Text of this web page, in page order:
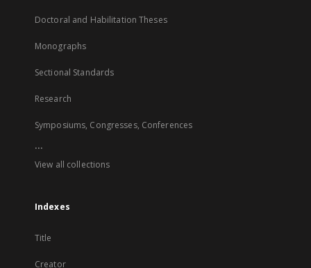
Doctoral and Habilitation Theses
Monographs
Sectional Standards
Research
Symposiums, Congresses, Conferences
...
View all collections
Indexes
Title
Creator